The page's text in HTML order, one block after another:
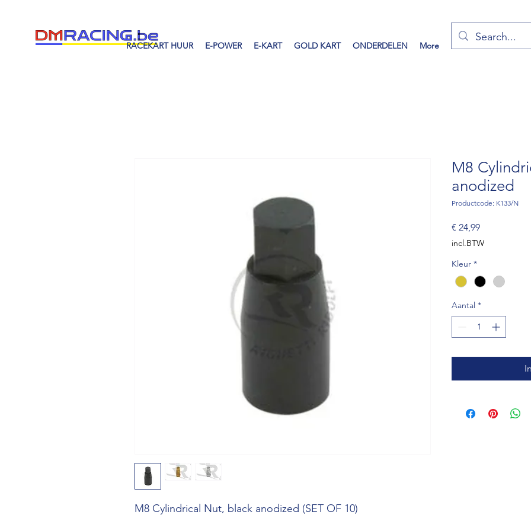
RACEKART HUUR E-POWER E-KART GOLD KART ONDERDELEN More
M8 Cylindrical Nut, black anodized (SET OF 10)
M8
anodized
Productcode: K133/N
€ 24,99Prijs
incl.BTW
Kleur *
Aantal *